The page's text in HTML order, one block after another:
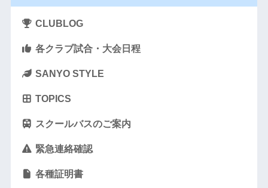
CLUBLOG
各クラブ試合・大会日程
SANYO STYLE
TOPICS
スクールバスのご案内
緊急連絡確認
各種証明書